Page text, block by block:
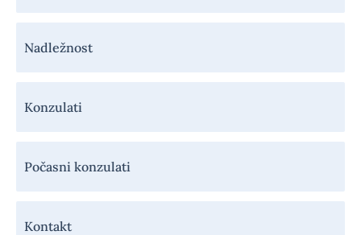
Nadležnost
Konzulati
Počasni konzulati
Kontakt